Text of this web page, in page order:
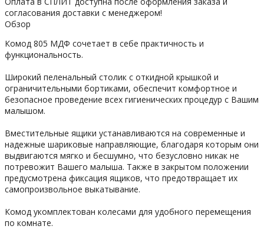
согласования доставки с менеджером!
Обзор
Комод 805 МДФ сочетает в себе практичность и
функциональность.
Широкий пеленальный столик с откидной крышкой и
ограничительными бортиками, обеспечит комфортное и
безопасное проведение всех гигиенических процедур с Вашим
малышом.
Вместительные ящики устанавливаются на современные и
надежные шариковые направляющие, благодаря которым они
выдвигаются мягко и бесшумно, что безусловно никак не
потревожит Вашего малыша. Также в закрытом положении
предусмотрена фиксация ящиков, что предотвращает их
самопроизвольное выкатывание.
Комод укомплектован колесами для удобного перемещения
по комнате.